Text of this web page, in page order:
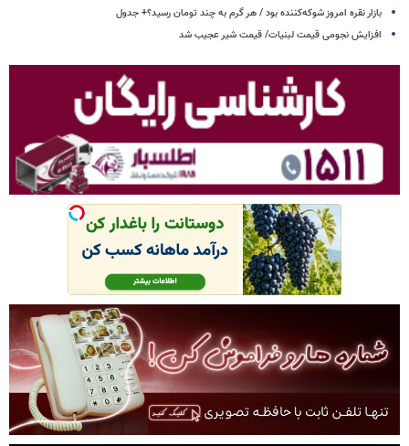
بازار نقره امروز شوکه‌کننده بود / هر گرم به چند تومان رسید؟+ جدول
افزایش نجومی قیمت لبنیات/ قیمت شیر عجیب شد